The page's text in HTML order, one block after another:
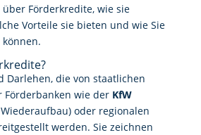
Förderkredite, wie sie
Vorteile sie bieten und wie Sie
Darlehen, die von staatlichen
wie der KfW
oder regionalen
werden. Sie zeichnen